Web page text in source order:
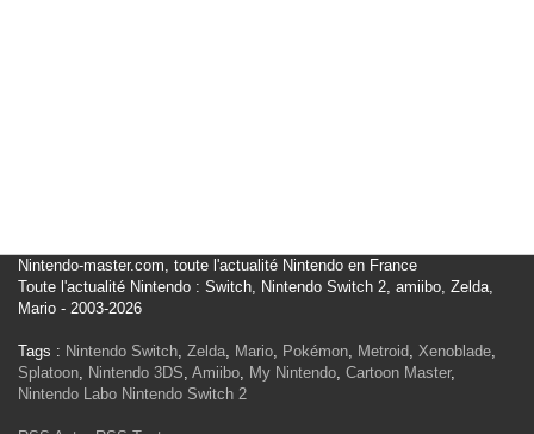
Nintendo-master.com, toute l'actualité Nintendo en France
Toute l'actualité Nintendo : Switch, Nintendo Switch 2, amiibo, Zelda,
Mario - 2003-2026
Tags : Nintendo Switch, Zelda, Mario, Pokémon, Metroid, Xenoblade,
Splatoon, Nintendo 3DS, Amiibo, My Nintendo, Cartoon Master,
Nintendo Labo Nintendo Switch 2